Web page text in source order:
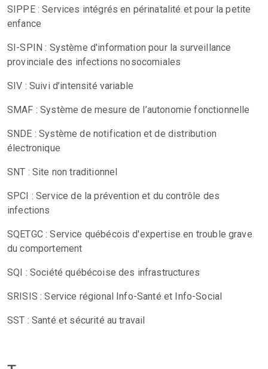
SIPPE : Services intégrés en périnatalité et pour la petite
enfance
SI-SPIN : Système d'information pour la surveillance
provinciale des infections nosocomiales
SIV : Suivi d’intensité variable
SMAF : Système de mesure de l’autonomie fonctionnelle
SNDE : Système de notification et de distribution
électronique
SNT : Site non traditionnel
SPCI : Service de la prévention et du contrôle des
infections
SQETGC : Service québécois d'expertise en trouble grave
du comportement
SQI : Société québécoise des infrastructures
SRISIS : Service régional Info-Santé et Info-Social
SST : Santé et sécurité au travail